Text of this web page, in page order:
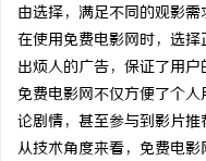
由选择，满足不同的观影
在使用免费电影网时，选
出烦人的广告，保证了用
免费电影网不仅方便了个
论剧情，甚至参与到影片推
从技术角度来看，免费电